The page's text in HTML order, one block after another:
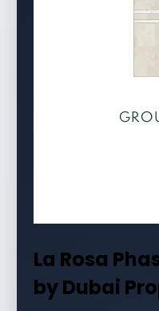
La Rosa
by Dubai